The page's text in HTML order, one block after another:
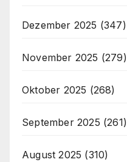
Dezember 2025 (347)
November 2025 (279)
Oktober 2025 (268)
September 2025 (261)
August 2025 (310)